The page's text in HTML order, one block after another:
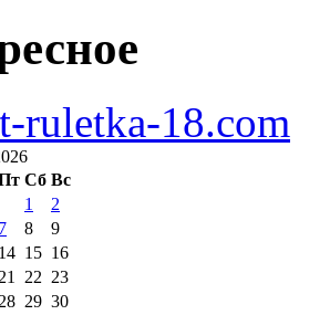
ruletka-18.com
Сб Вс
1
2
7 8
9
14 15 16
21 22 23
28 29 30